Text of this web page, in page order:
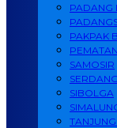
PADANG
PAKPAK
SAMOSIR
SIBOLGA